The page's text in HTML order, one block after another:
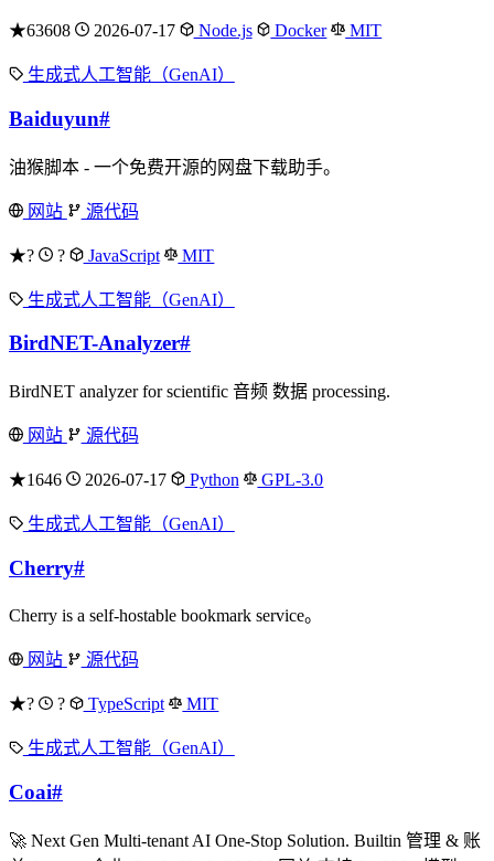
★63608 2026-07-17 Node.js Docker MIT
生成式人工智能（GenAI）
Baiduyun#
油猴脚本 - 一个免费开源的网盘下载助手。
网站 源代码
★? ? JavaScript MIT
生成式人工智能（GenAI）
BirdNET-Analyzer#
BirdNET analyzer for scientific 音频 数据 processing.
网站 源代码
★1646 2026-07-17 Python GPL-3.0
生成式人工智能（GenAI）
Cherry#
Cherry is a self-hostable bookmark service。
网站 源代码
★? ? TypeScript MIT
生成式人工智能（GenAI）
Coai#
🚀 Next Gen Multi-tenant AI One-Stop Solution. Builtin 管理 & 账